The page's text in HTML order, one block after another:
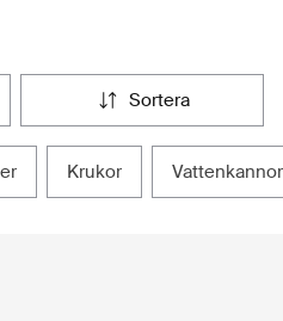
sortera
krukor vattenkannor